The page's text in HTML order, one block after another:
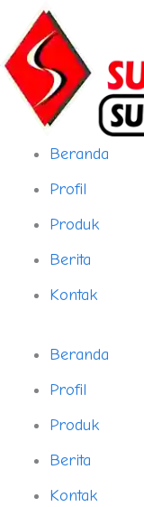
to
content
Beranda
Profil
Produk
Berita
Kontak
Beranda
Profil
Produk
Berita
Kontak